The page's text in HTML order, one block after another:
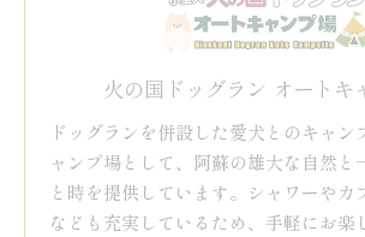
火の国ドッグラン オートキ
ドッグランを併設した愛犬とのキャン
ャンプ場として、阿蘇の雄大な自然と
と時を提供しています。シャワーやカ
なども充実しているため、手軽にお楽